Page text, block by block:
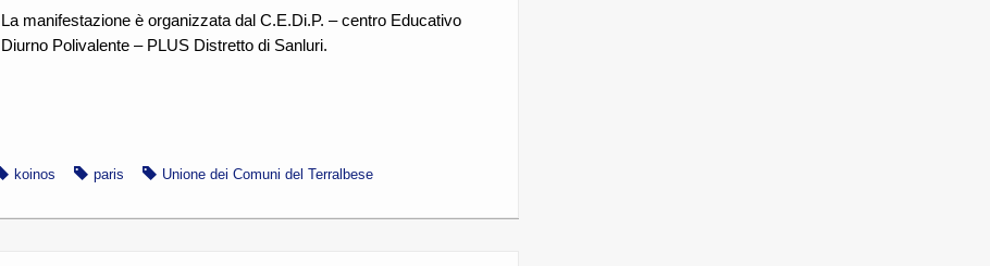
La manifestazione è organizzata dal C.E.Di.P. – centro Educativo
Diurno Polivalente – PLUS Distretto di Sanluri.
koinos paris Unione dei Comuni del Terralbese